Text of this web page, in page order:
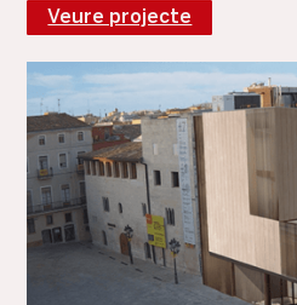
Veure projecte